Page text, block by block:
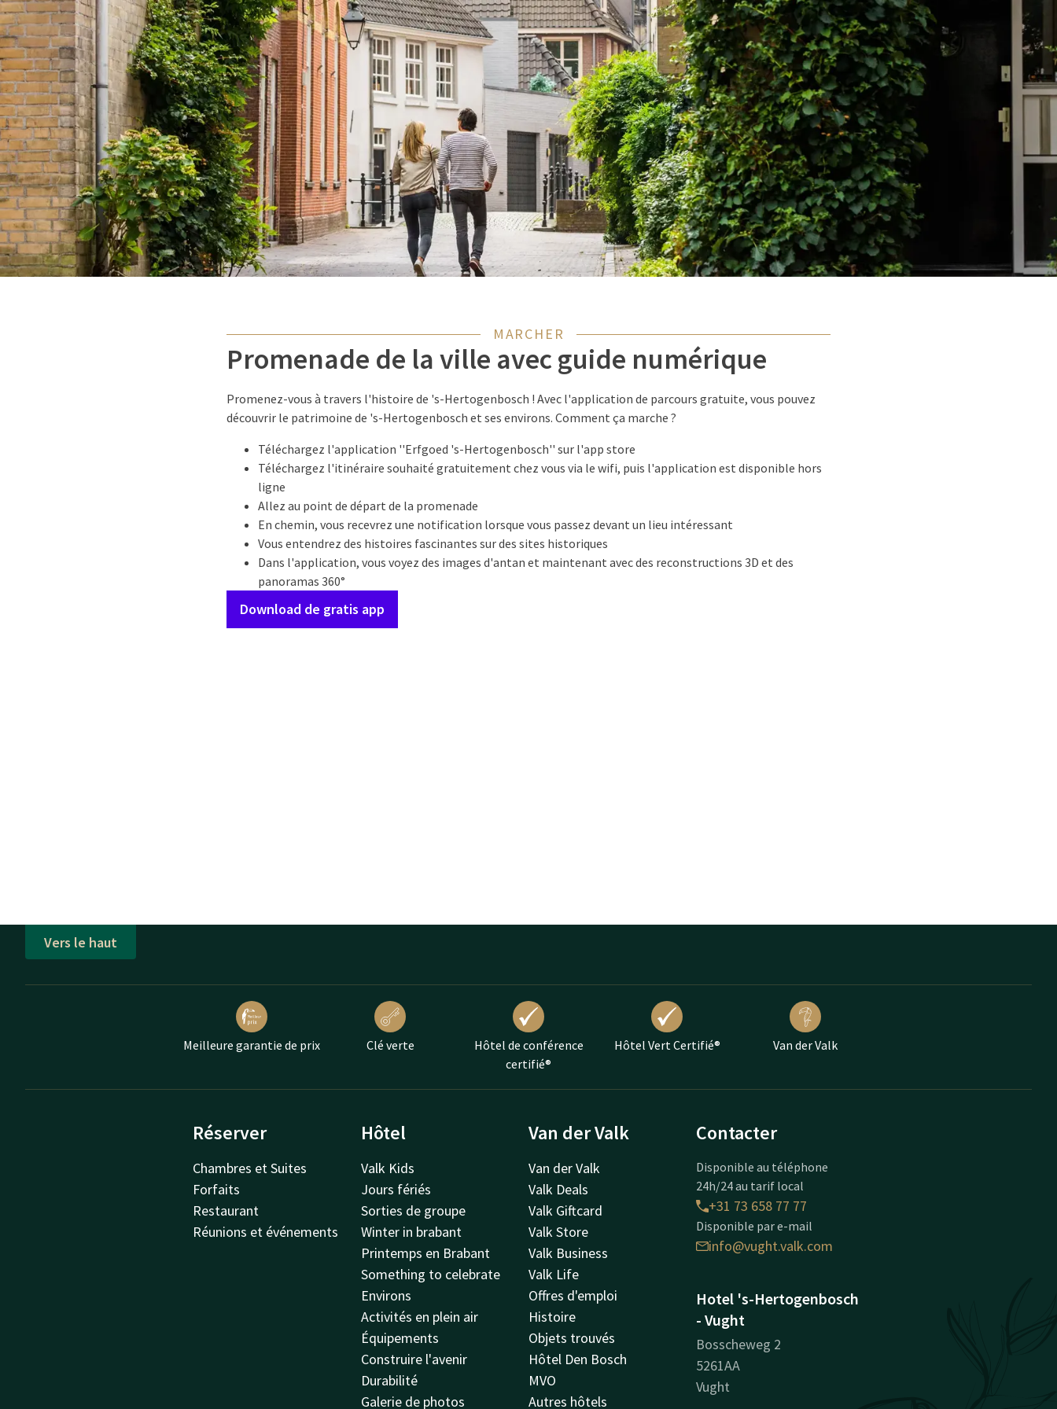
MARCHER
Promenade de la ville avec guide numérique
Promenez-vous à travers l'histoire de 's-Hertogenbosch ! Avec l'application de parcours gratuite, vous pouvez
découvrir le patrimoine de 's-Hertogenbosch et ses environs. Comment ça marche ?
Téléchargez l'application ''Erfgoed 's-Hertogenbosch'' sur l'app store
Téléchargez l'itinéraire souhaité gratuitement chez vous via le wifi, puis l'application est disponible hors
ligne
Allez au point de départ de la promenade
En chemin, vous recevrez une notification lorsque vous passez devant un lieu intéressant
Vous entendrez des histoires fascinantes sur des sites historiques
Dans l'application, vous voyez des images d'antan et maintenant avec des reconstructions 3D et des
panoramas 360°
Download de gratis app
Vers le haut
Meilleure garantie de prix Clé verte
Hôtel de conférence
certifié®
Hôtel Vert Certifié® Van der Valk
Réserver
Chambres et Suites
Forfaits
Restaurant
Réunions et événements
Hôtel
Valk Kids
Jours fériés
Sorties de groupe
Winter in brabant
Printemps en Brabant
Something to celebrate
Environs
Activités en plein air
Équipements
Construire l'avenir
Durabilité
Galerie de photos
Van der Valk
Van der Valk
Valk Deals
Valk Giftcard
Valk Store
Valk Business
Valk Life
Offres d'emploi
Histoire
Objets trouvés
Hôtel Den Bosch
MVO
Autres hôtels
Contacter
Disponible au téléphone
24h/24 au tarif local
+31 73 658 77 77
Disponible par e-mail
info@vught.valk.com
Hotel 's-Hertogenbosch
- Vught
Bosscheweg 2
5261AA
Vught